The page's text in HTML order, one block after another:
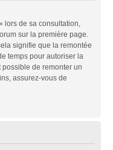
lors de sa consultation,
sur la première page.
signifie que la remontée
temps pour autoriser la
possible de remonter un
assurez-vous de